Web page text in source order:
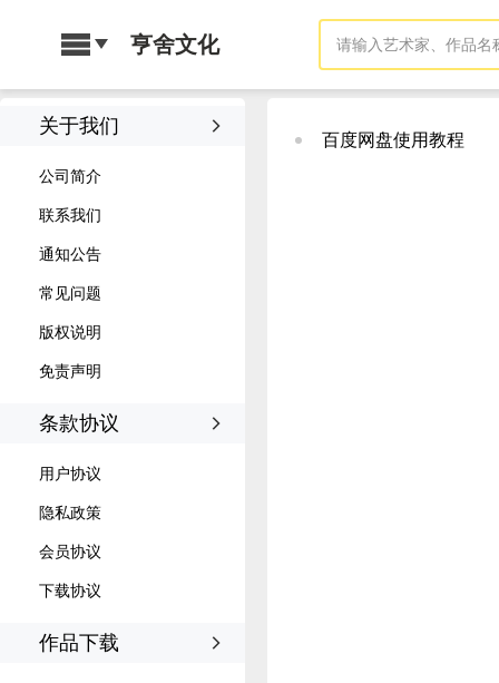
亨舍文化
关于我们
公司简介
联系我们
通知公告
常见问题
版权说明
免责声明
条款协议
用户协议
隐私政策
会员协议
下载协议
作品下载
百度网盘使用教程